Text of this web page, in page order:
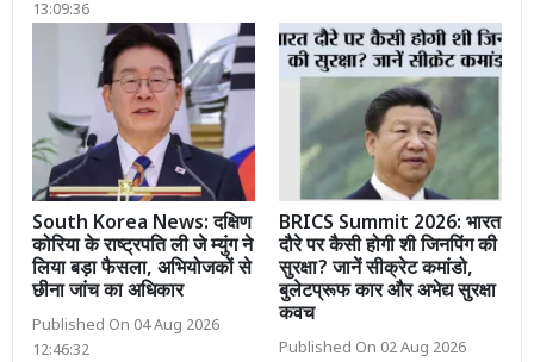
13:09:36
South Korea News: दक्षिण
कोरिया के राष्ट्रपति ली जे म्युंग ने
लिया बड़ा फैसला, अभियोजकों से
छीना जांच का अधिकार
Published On 04 Aug 2026
12:46:32
BRICS Summit 2026: भारत
दौरे पर कैसी होगी शी जिनपिंग की
सुरक्षा? जानें सीक्रेट कमांडो,
बुलेटप्रूफ कार और अभेद्य सुरक्षा
कवच
Published On 02 Aug 2026